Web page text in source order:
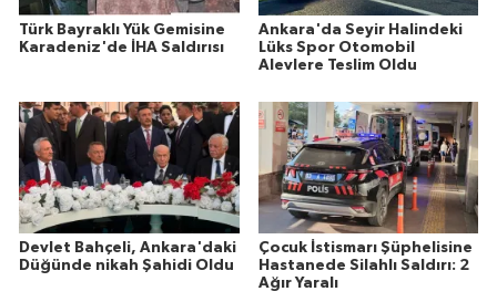
Türk Bayraklı Yük Gemisine
Karadeniz'de İHA Saldırısı
Ankara'da Seyir Halindeki
Lüks Spor Otomobil
Alevlere Teslim Oldu
Devlet Bahçeli, Ankara'daki
Düğünde nikah Şahidi Oldu
Çocuk İstismarı Şüphelisine
Hastanede Silahlı Saldırı: 2
Ağır Yaralı